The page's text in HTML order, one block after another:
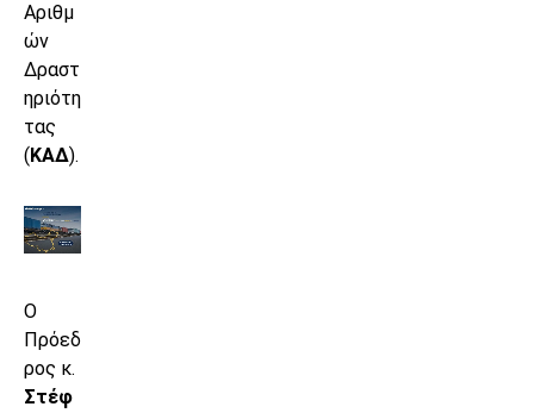
Αριθμ
ών
Δραστ
ηριότη
τας
( ΚΑΔ).
Ο
Πρόεδ
ρος κ.
Στέφ